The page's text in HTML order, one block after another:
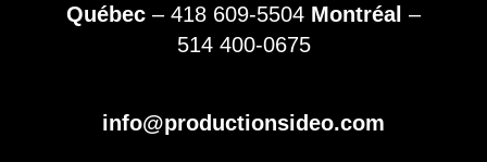
Québec – 418 609-5504 Montréal –
514 400-0675
info@productionsideo.com